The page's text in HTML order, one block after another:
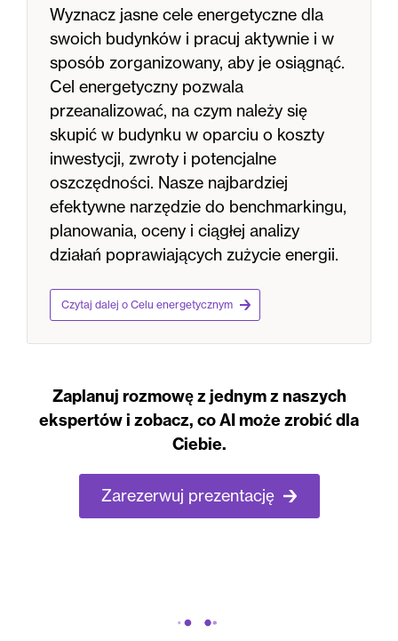
Wyznacz jasne cele energetyczne dla
swoich budynków i pracuj aktywnie i w
sposób zorganizowany, aby je osiągnąć.
Cel energetyczny pozwala
przeanalizować, na czym należy się
skupić w budynku w oparciu o koszty
inwestycji, zwroty i potencjalne
oszczędności. Nasze najbardziej
efektywne narzędzie do benchmarkingu,
planowania, oceny i ciągłej analizy
działań poprawiających zużycie energii.
Czytaj dalej o Celu energetycznym
Zaplanuj rozmowę z jednym z naszych
ekspertów i zobacz, co AI może zrobić dla
Ciebie.
Zarezerwuj prezentację